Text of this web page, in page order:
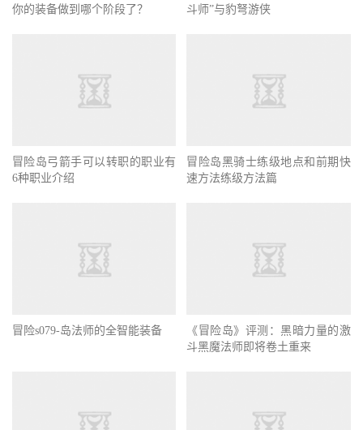
你的装备做到哪个阶段了？
斗师”与豹弩游侠
冒险岛弓箭手可以转职的职业有
6种职业介绍
冒险岛黑骑士练级地点和前期快
速方法练级方法篇
冒险s079-岛法师的全智能装备
《冒险岛》评测：黑暗力量的激
斗黑魔法师即将卷土重来